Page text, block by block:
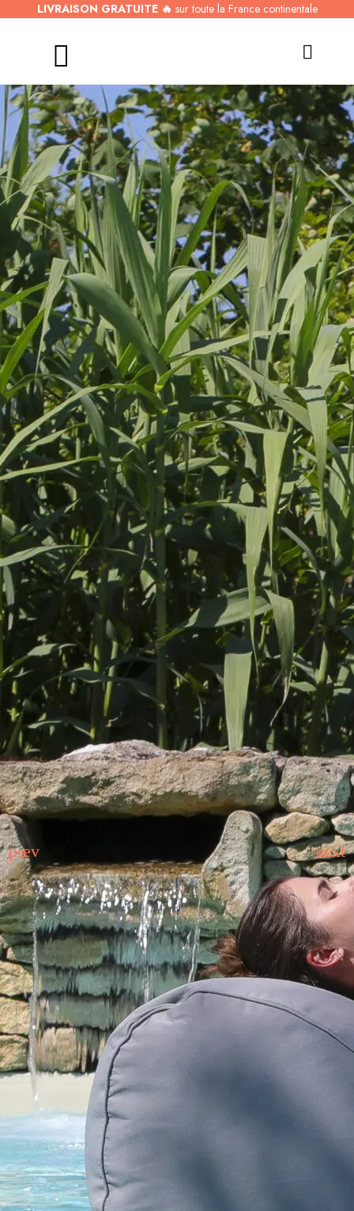
LIVRAISON GRATUITE 🔥 sur toute la France continentale